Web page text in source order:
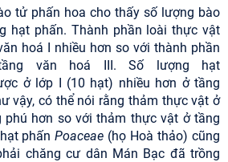
tử phấn hoa cho thấy số lượng bào
hạt phấn. Thành phần loài thực vật
hoá I nhiều hơn so với thành phần
văn hoá III. Số lượng hạt
ở lớp I (10 hạt) nhiều hơn ở tầng
vậy, có thể nói rằng thảm thực vật ở
phú hơn so với thảm thực vật ở tầng
phấnPoaceae (họ Hoà thảo) cũng
chăng cư dân Mán Bạc đã trồng